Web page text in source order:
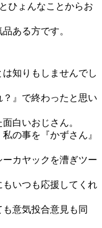
ひょんなことからお
ある方です。
知りもしませんでし
』で終わったと思い
白いおじさん。
の事を『かずさん』
カヤックを漕ぎツー
いつも応援してくれ
意気投合意見も同